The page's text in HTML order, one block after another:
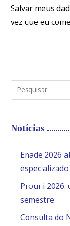
Salvar meus
vez que eu
Notícias
Enade 2026
especializado
Prouni 2026:
semestre
Consulta do